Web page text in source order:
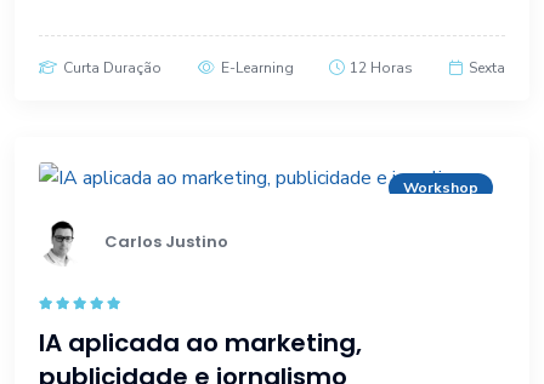
Curta Duração E-Learning 12 Horas Sexta
Workshop
Carlos Justino
out of 5
IA aplicada ao marketing,
publicidade e jornalismo